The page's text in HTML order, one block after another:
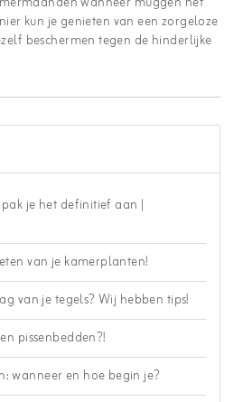
kun je genieten van een zorgeloze
beschermen tegen de hinderlijke
je het definitief aan |
van je kamerplanten!
van je tegels? Wij hebben tips!
pissenbedden?!
wanneer en hoe begin je?